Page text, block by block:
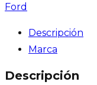
Ford
Descripción
Marca
Descripción